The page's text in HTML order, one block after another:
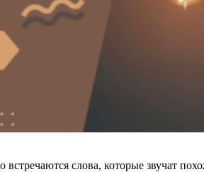
встречаются слова, которые звучат